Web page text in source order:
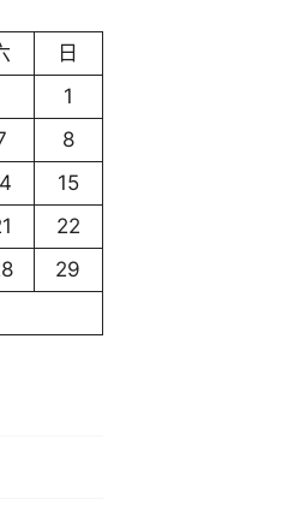
日
1
8
15
22
29